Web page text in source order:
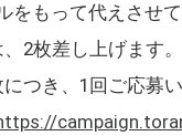
をもって代えさせ
2枚差し上げます。
つき、1回ご応募